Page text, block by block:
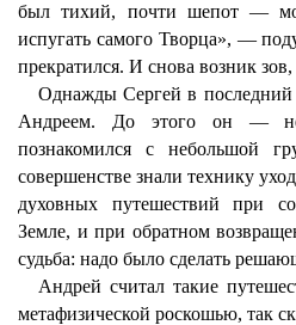
был тихий, почти шепот —
испугать самого Творца», —
прекратился. И снова возник
Однажды Сергей в последний
Андреем. До этого он —
познакомился с небольшой
совершенстве знали технику
духовных путешествий при
Земле, и при обратном
судьба: надо было сделать
Андрей считал такие
метафизической роскошью, так